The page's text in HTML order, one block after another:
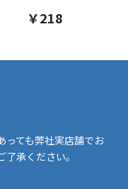
￥218
ても弊社実店舗でお
承ください。